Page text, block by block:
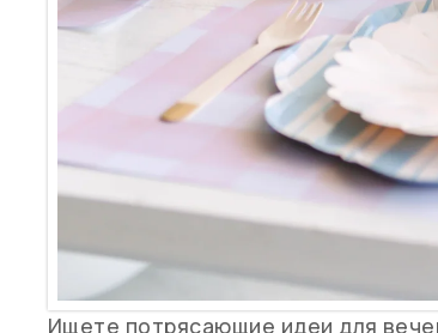
Ищете потрясающие идеи для